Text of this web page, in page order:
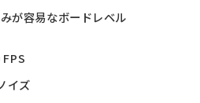
が容易なボードレベル
イズ